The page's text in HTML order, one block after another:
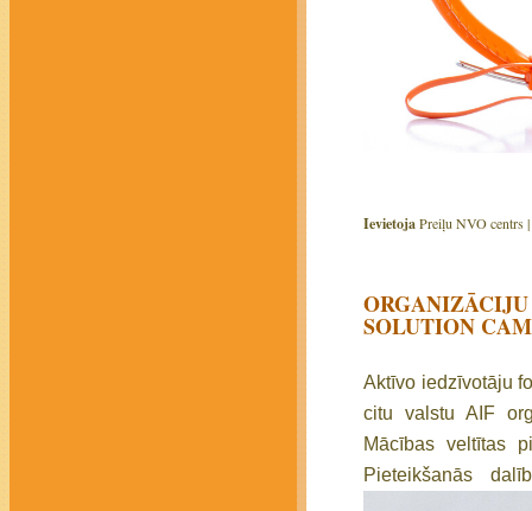
IevietojaPreiļu NVO centrs |
SOLUTION
Aktīvo iedzīvotāju
citu valstu AIF
Mācības veltītas
Pieteikšanās